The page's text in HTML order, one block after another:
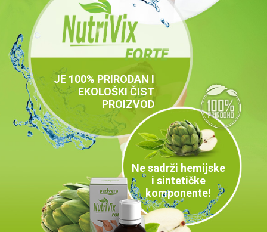
JE 100% PRIRODAN I
EKOLOŠKI ČIST
PROIZVOD
Ne sadrži hemijske
i sintetičke
komponente!